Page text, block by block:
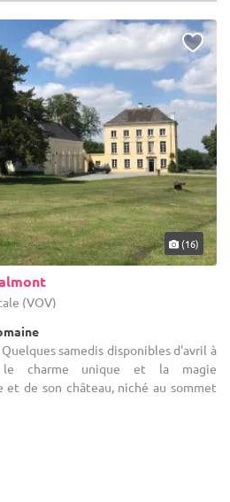
(16)
(VOV)
samedis disponibles d'avril à
le charme unique et la magie
de son château, niché au sommet